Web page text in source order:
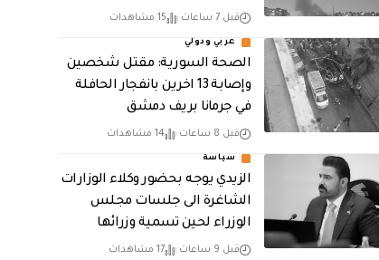
قبل 7 ساعات 15 مشاهدات
عربي ودولي
الصحة السورية: مقتل شخصين
وإصابة 13 اخرين بانفجار الحافلة
في جرمانا بريف دمشق
قبل 8 ساعات 14 مشاهدات
سياسة
الزيدي يوجه بحضور وكلاء الوزارات
الشاغرة الى جلسات مجلس
الوزراء لحين تسمية وزرائها
قبل 9 ساعات 17 مشاهدات